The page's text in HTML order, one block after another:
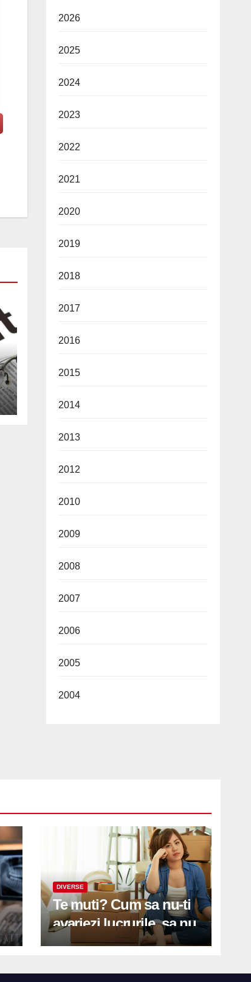
2026
2025
2024
2023
2022
2021
2020
2019
2018
2017
2016
2015
2014
2013
2012
2010
2009
2008
2007
2006
2005
2004
DIVERSE
Te muti? Cum sa nu-ti
avariezi lucrurile, sa nu
zgarii podeaua sau sa